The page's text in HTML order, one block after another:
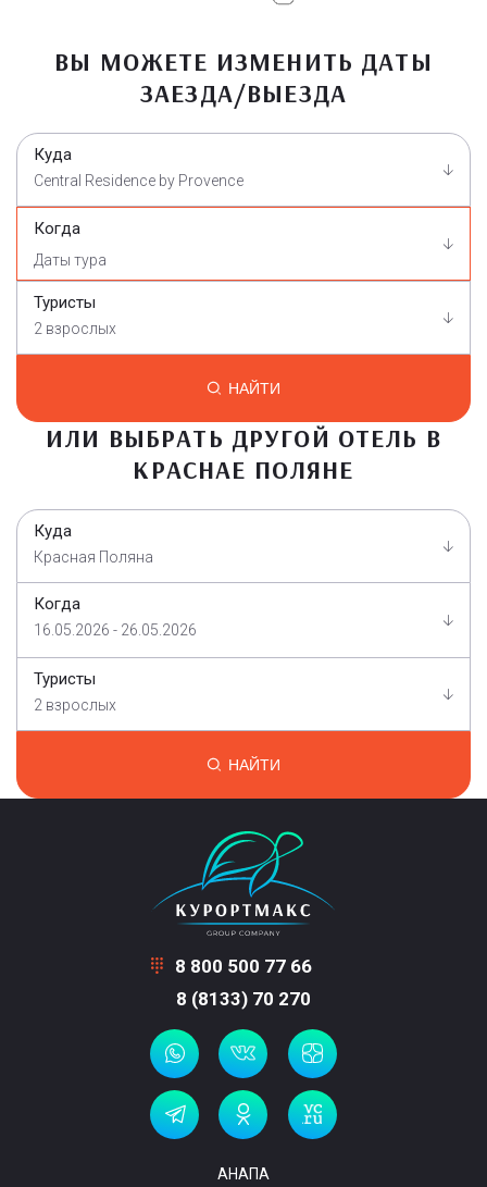
ВЫ МОЖЕТЕ ИЗМЕНИТЬ ДАТЫ
ЗАЕЗДА/ВЫЕЗДА
Куда
Central Residence by Provence
Когда
Туристы
2 взрослых
НАЙТИ
ИЛИ ВЫБРАТЬ ДРУГОЙ ОТЕЛЬ В
КРАСНАЕ ПОЛЯНЕ
Куда
Красная Поляна
Когда
16.05.2026 - 26.05.2026
Туристы
2 взрослых
НАЙТИ
8 800 500 77 66
8 (8133) 70 270
АНАПА